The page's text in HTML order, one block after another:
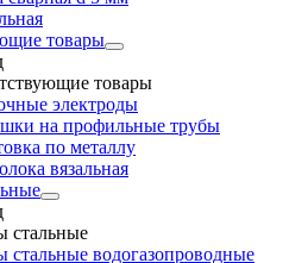
товары
товары
электроды
на профильные трубы
по металлу
вязальная
стальные
стальные водогазопроводные